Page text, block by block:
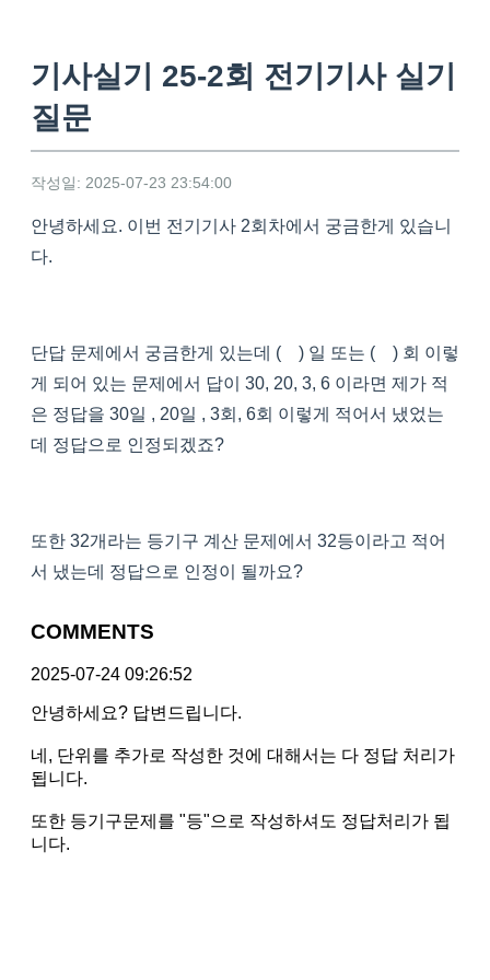
기사실기 25-2회 전기기사 실기
질문
작성일: 2025-07-23 23:54:00
안녕하세요. 이번 전기기사 2회차에서 궁금한게 있습니
다.
단답 문제에서 궁금한게 있는데 ( ) 일 또는 ( ) 회 이렇
게 되어 있는 문제에서 답이 30, 20, 3, 6 이라면 제가 적
은 정답을 30일 , 20일 , 3회, 6회 이렇게 적어서 냈었는
데 정답으로 인정되겠죠?
또한 32개라는 등기구 계산 문제에서 32등이라고 적어
서 냈는데 정답으로 인정이 될까요?
COMMENTS
2025-07-24 09:26:52
안녕하세요? 답변드립니다.
네, 단위를 추가로 작성한 것에 대해서는 다 정답 처리가
됩니다.
또한 등기구문제를 "등"으로 작성하셔도 정답처리가 됩
니다.